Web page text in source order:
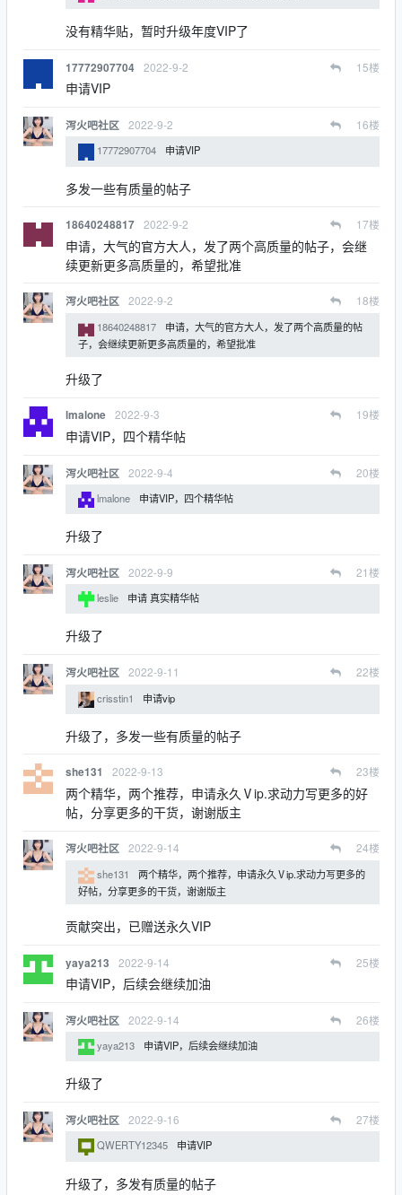
没有精华贴，暂时升级年度VIP了
17772907704 2022-9-2 15楼
申请VIP
泻火吧社区 2022-9-2 16楼
17772907704 申请VIP
多发一些有质量的帖子
18640248817 2022-9-2 17楼
申请，大气的官方大人，发了两个高质量的帖子，会继
续更新更多高质量的，希望批准
泻火吧社区 2022-9-2 18楼
18640248817
申请，大气的官方大人，发了两个高质量的帖
子，会继续更新更多高质量的，希望批准
升级了
lmalone 2022-9-3 19楼
申请VIP，四个精华帖
泻火吧社区 2022-9-4 20楼
lmalone 申请VIP，四个精华帖
升级了
泻火吧社区 2022-9-9 21楼
leslie 申请 真实精华帖
升级了
泻火吧社区 2022-9-11 22楼
crisstin1 申请vip
升级了，多发一些有质量的帖子
she131 2022-9-13 23楼
两个精华，两个推荐，申请永久Ⅴip.求动力写更多的好
帖，分享更多的干货，谢谢版主
泻火吧社区 2022-9-14 24楼
she131
两个精华，两个推荐，申请永久Ⅴip.求动力写更多的
好帖，分享更多的干货，谢谢版主
贡献突出，已赠送永久VIP
yaya213 2022-9-14 25楼
申请VIP，后续会继续加油
泻火吧社区 2022-9-14 26楼
yaya213 申请VIP，后续会继续加油
升级了
泻火吧社区 2022-9-16 27楼
QWERTY12345 申请VIP
升级了，多发有质量的帖子